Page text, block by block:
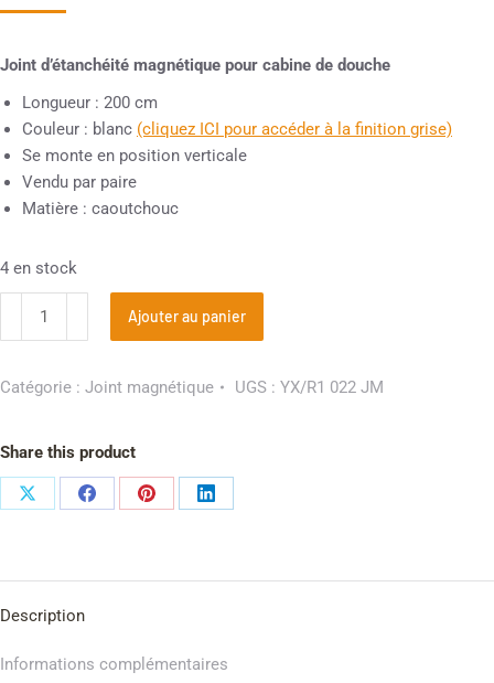
Joint d’étanchéité magnétique pour cabine de douche
Longueur : 200 cm
Couleur : blanc (cliquez ICI pour accéder à la finition grise)
Se monte en position verticale
Vendu par paire
Matière : caoutchouc
4 en stock
Ajouter au panier
Catégorie : Joint magnétique UGS : YX/R1 022 JM
Share this product
Description
Informations complémentaires